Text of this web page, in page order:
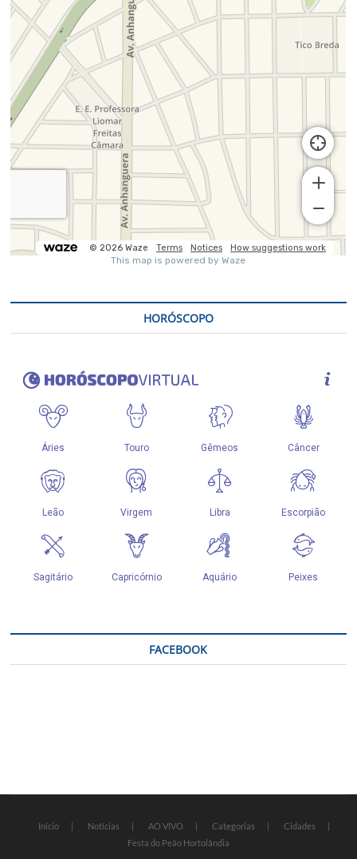
HORÓSCOPO
FACEBOOK
Início Notícias AO VIVO Categorias
Cidades
Festa do Peão Hortolândia